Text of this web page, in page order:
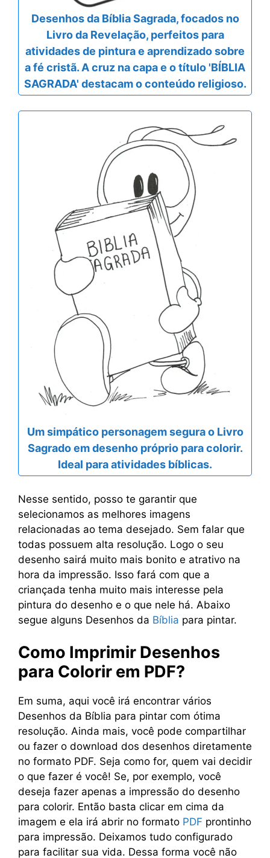
Desenhos da Bíblia Sagrada, focados no
Livro da Revelação, perfeitos para
atividades de pintura e aprendizado sobre
a fé cristã. A cruz na capa e o título 'BÍBLIA
SAGRADA' destacam o conteúdo religioso.
Um simpático personagem segura o Livro
Sagrado em desenho próprio para colorir.
Ideal para atividades bíblicas.
Nesse sentido, posso te garantir que
selecionamos as melhores imagens
relacionadas ao tema desejado. Sem falar que
todas possuem alta resolução. Logo o seu
desenho sairá muito mais bonito e atrativo na
hora da impressão. Isso fará com que a
criançada tenha muito mais interesse pela
pintura do desenho e o que nele há. Abaixo
segue alguns Desenhos da Bíblia para pintar.
Como Imprimir Desenhos
para Colorir em PDF?
Em suma, aqui você irá encontrar vários
Desenhos da Bíblia para pintar com ótima
resolução. Ainda mais, você pode compartilhar
ou fazer o download dos desenhos diretamente
no formato PDF. Seja como for, quem vai decidir
o que fazer é você! Se, por exemplo, você
deseja fazer apenas a impressão do desenho
para colorir. Então basta clicar em cima da
imagem e ela irá abrir no formato PDF prontinho
para impressão. Deixamos tudo configurado
para facilitar sua vida. Dessa forma você não